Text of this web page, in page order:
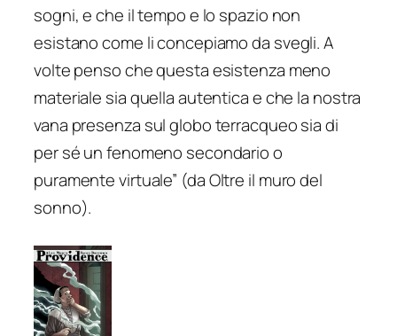
sogni, e che il tempo e lo spazio non
esistano come li concepiamo da svegli. A
volte penso che questa esistenza meno
materiale sia quella autentica e che la nostra
vana presenza sul globo terracqueo sia di
per sé un fenomeno secondario o
puramente virtuale” (daOltre il muro del
sonno).